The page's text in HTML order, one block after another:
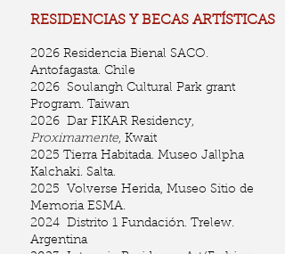
RESIDENCIAS Y BECAS ARTÍSTICAS
2026 Residencia Bienal SACO.
Antofagasta. Chile
2026 Soulangh Cultural Park grant
Program. Taiwan
2026 Dar FIKAR Residency,
Proximamente, Kwait
2025 Tierra Habitada. Museo Jallpha
Kalchaki. Salta.
2025 Volverse Herida, Museo Sitio de
Memoria ESMA.
2024 Distrito 1 Fundación. Trelew.
Argentina